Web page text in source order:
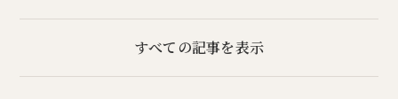
すべての記事を表示